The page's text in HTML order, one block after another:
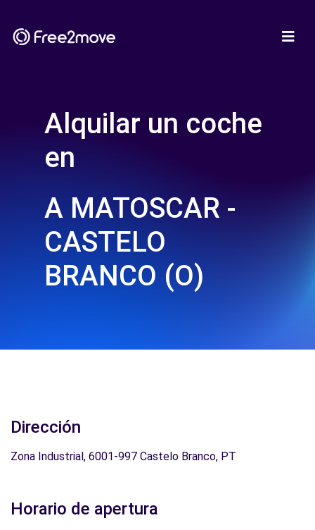
Alquilar un coche
en
A MATOSCAR -
CASTELO
BRANCO (O)
Dirección
Zona Industrial, 6001-997 Castelo Branco, PT
Horario de apertura